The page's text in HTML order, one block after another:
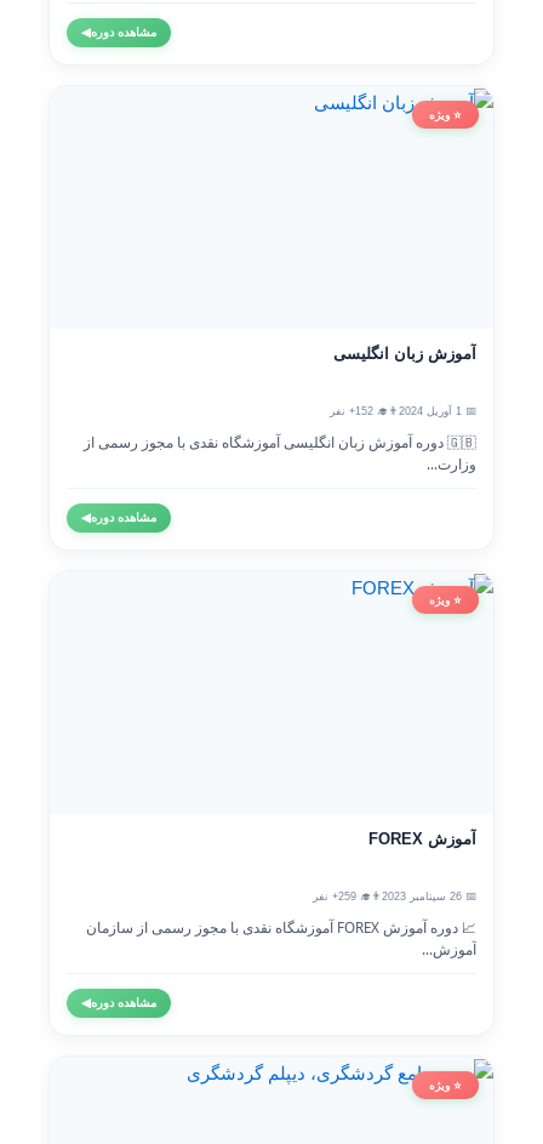
مشاهده دوره◀
⭐ ویژه
آموزش زبان انگلیسی
📅 1 آوریل 2024 👨‍🎓 152+ نفر
🇬🇧 دوره آموزش زبان انگلیسی آموزشگاه نقدی با مجوز رسمی از
وزارت...
مشاهده دوره◀
⭐ ویژه
آموزش FOREX
📅 26 سپتامبر 2023 👨‍🎓 259+ نفر
📈 دوره آموزش FOREX آموزشگاه نقدی با مجوز رسمی از سازمان
آموزش...
مشاهده دوره◀
⭐ ویژه